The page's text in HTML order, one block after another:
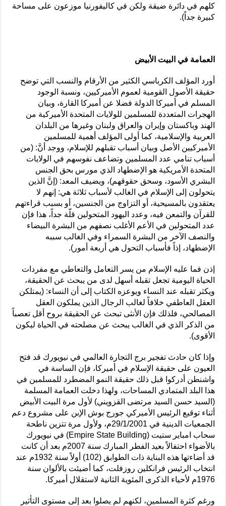
كلهم في دائرة ضيقة ولكن في كاليفورنيا موزعون على مساحة
كبيرة جداً).
العمامة في البيت الأبيض
أورد المؤلف الكرباسي الكثير من الأرقام والنسب التي توضح
حقيقة الأصول القومية لعموم الأميركيين، ونسبة الوجود
المسلم في أميركا الدولة فضلا عن أميركا القارة، وبيان
الهجرات المتعددة للمسلمين للولايات المتحدة الأميركية من
الهند وباكستان وإيران والعراق ولبنان وغيرها من البلدان
العربية والإسلامية، كما أولى المؤلف أهمية للمسلمين
الأميركيين الأصل وبيان أسباب تقبلهم للإسلام، ووجد أنَّ: (من
أسباب تنامي عدد المسلمين وتضاعف نفوسهم في الولايات
المتحدة الأمريكية هو الإضطهاد الذي مورس بحق الجنس
البشري الأسود، وسحق حقوقهم)، ويضيف المعد: (إنَّ الذين
يتحولون إلى الإسلام في الغالب لأسباب ثلاثة هي: إنهم لا
يعتقدون بالمسيحية، أو التزاوج من الجنسين، أو بسبب قراءتهم
للقرآن والتمعن فيه، وعدد اليهود المتحولين قلّة جداً، هذا فإن
عدد المتحولين في الأعم الأغلب نصفهم من البشرة البيضاء
والنصف الآخر من البشرة السمراء وفي الغالب سببه
الإضطهاد، إذاً فأسباب التحول هي أربعة أمور).
إذن فما عليه الإسلام من يسر التعامل والتعاطي مع مفردات
الحياة اليومية تجعل تقبله أسهل لدى من يبحث عن الحقيقة،
ويكثر تقبله عند النساء ويوعزه الكتاب إلى أن النساء: (يمتلكن
العقل العاطفي خلافاً لغالب الرجال الذين يملكون العقل
المصالحي، فلذلك فإن الأنثى تبحث عن الحقيقة بروح أقل تعصباً
من الذكر الذي في الغالب يبحث عن مصلحته في الحياة ليكون
الأقوى).
وإذا كان حادث تفجير برج التجارة العالمي في نيويورك قد فتح
العيون على حقيقة الإسلام في أميركا، فإن الساسة في
واشنطن أدركوا قبل ذلك حقيقة النمو المضطرد للمسلمين في
هذا البلد المتمادي المساحات، ولهذا دخلت العمامة المسلمة
(السيد حسن السيد مرتضى القزويني) لأول مرة البيت الأبيض
أثناء توقيع الرئيس الأميركي جورج بوش الإبن على مشروع دعم
الجمعيات الدينية في 29/1/2001م، ولأول مرة تتزين ناطحة
سحاب امباير ستيت (Empire State Building) في نيويورك
بالأضواء احتفالاً بعيد الفطر المبارك سنة 2007م بعد أن كانت
قد أضاءتها هذه البناية ذات الطوابق (102) أولاً سنة 1932م عند
انتخاب الرئيس فرانكلين روزفلت، كما أضيئت بالألوان سنة
1976م لأحياء الذكرى المئوية الثانية لاستقلال أميركا.
ورغم كثرة المسلمين، لكنهم لم يصلوا بعد إلى مستوى التأثير